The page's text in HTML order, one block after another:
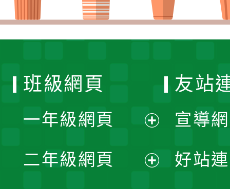
班級網頁
一年級網頁
開
二年級網頁
友站
宣導
好站